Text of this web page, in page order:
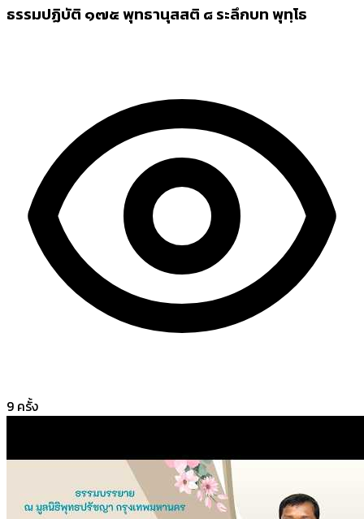
ธรรมปฏิบัติ ๑๗๕ พุทธานุสสติ ๘ ระลึกบท พุทฺโธ
9 ครั้ง